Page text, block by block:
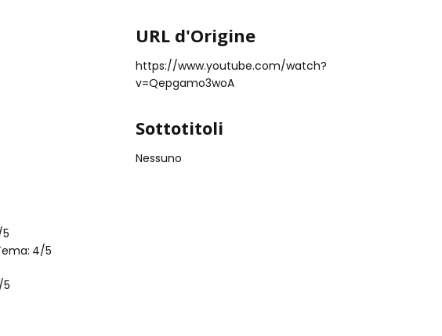
URL d'Origine
https://www.youtube.com/watch?
v=Qepgamo3woA
Sottotitoli
Nessuno
4/5
/5